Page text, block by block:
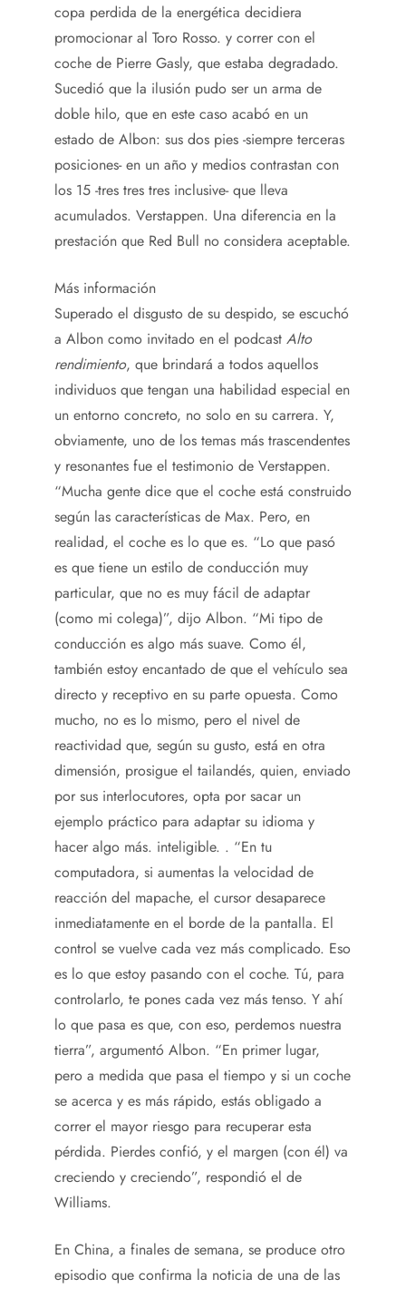
copa perdida de la energética decidiera
promocionar al Toro Rosso. y correr con el
coche de Pierre Gasly, que estaba degradado.
Sucedió que la ilusión pudo ser un arma de
doble hilo, que en este caso acabó en un
estado de Albon: sus dos pies -siempre terceras
posiciones- en un año y medios contrastan con
los 15 -tres tres tres inclusive- que lleva
acumulados. Verstappen. Una diferencia en la
prestación que Red Bull no considera aceptable.
Más información
Superado el disgusto de su despido, se escuchó
a Albon como invitado en el podcast Alto
rendimiento, que brindará a todos aquellos
individuos que tengan una habilidad especial en
un entorno concreto, no solo en su carrera. Y,
obviamente, uno de los temas más trascendentes
y resonantes fue el testimonio de Verstappen.
“Mucha gente dice que el coche está construido
según las características de Max. Pero, en
realidad, el coche es lo que es. “Lo que pasó
es que tiene un estilo de conducción muy
particular, que no es muy fácil de adaptar
(como mi colega)”, dijo Albon. “Mi tipo de
conducción es algo más suave. Como él,
también estoy encantado de que el vehículo sea
directo y receptivo en su parte opuesta. Como
mucho, no es lo mismo, pero el nivel de
reactividad que, según su gusto, está en otra
dimensión, prosigue el tailandés, quien, enviado
por sus interlocutores, opta por sacar un
ejemplo práctico para adaptar su idioma y
hacer algo más. inteligible. . “En tu
computadora, si aumentas la velocidad de
reacción del mapache, el cursor desaparece
inmediatamente en el borde de la pantalla. El
control se vuelve cada vez más complicado. Eso
es lo que estoy pasando con el coche. Tú, para
controlarlo, te pones cada vez más tenso. Y ahí
lo que pasa es que, con eso, perdemos nuestra
tierra”, argumentó Albon. “En primer lugar,
pero a medida que pasa el tiempo y si un coche
se acerca y es más rápido, estás obligado a
correr el mayor riesgo para recuperar esta
pérdida. Pierdes confió, y el margen (con él) va
creciendo y creciendo”, respondió el de
Williams.
En China, a finales de semana, se produce otro
episodio que confirma la noticia de una de las